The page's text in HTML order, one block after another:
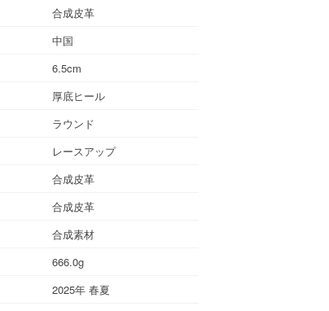
合成皮革
中国
6.5cm
厚底ヒール
ラウンド
レースアップ
合成皮革
合成皮革
合成素材
666.0g
2025年 春夏